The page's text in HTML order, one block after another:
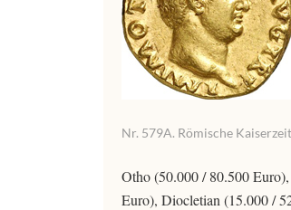
Nr. 579A. Römische
Otho (50.000 / 80.500
Euro), Diocletian (15.000 /